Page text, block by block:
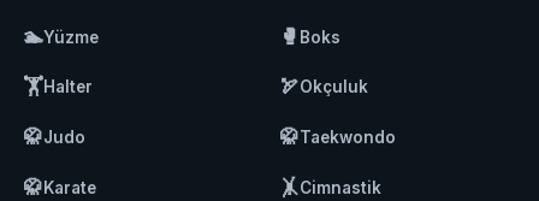
🏊Yüzme 🥊 Boks
🏋️Halter 🏹Okçuluk
🥋Judo 🥋Taekwondo
🥋Karate 🤸Cimnastik